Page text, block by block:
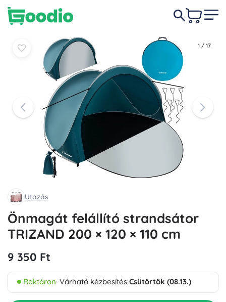
1 / 17
Utazás
Önmagát felállító strandsátor
TRIZAND 200 × 120 × 110 cm
9 350 Ft
Raktáron· Várható kézbesítés Csütörtök (08.13.)
9 350 Ft Kosárba